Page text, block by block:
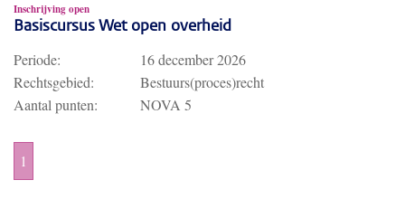
Inschrijving open
Basiscursus Wet open overheid
Periode:
16 december 2026
Rechtsgebied:
Bestuurs(proces)recht
Aantal punten:
NOVA 5
1